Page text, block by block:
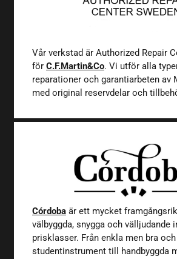
Vår verkstad är Authorized Repair
för C.F.Martin&Co. Vi utför alla
reparationer och garantiarbeten av
med original reservdelar och
Córdoba är ett mycket
välbyggda, snygga och välljudande
prisklasser. Från enkla men bra
studentinstrument till handbyggda